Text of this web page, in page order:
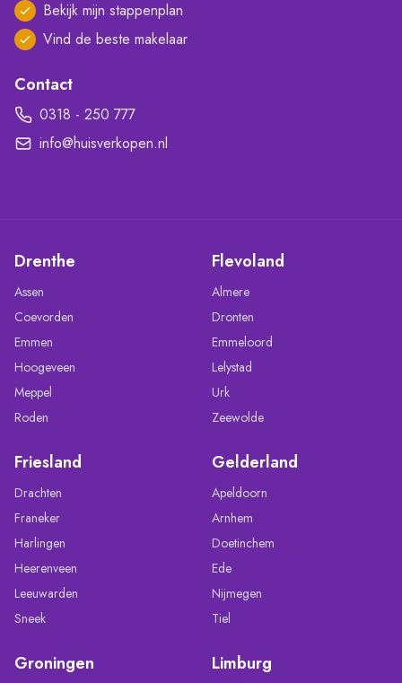
Bekijk mijn stappenplan
Vind de beste makelaar
Contact
0318 - 250 777
info@huisverkopen.nl
Drenthe
Assen
Coevorden
Emmen
Hoogeveen
Meppel
Roden
Flevoland
Almere
Dronten
Emmeloord
Lelystad
Urk
Zeewolde
Friesland
Drachten
Franeker
Harlingen
Heerenveen
Leeuwarden
Sneek
Gelderland
Apeldoorn
Arnhem
Doetinchem
Ede
Nijmegen
Tiel
Groningen Limburg